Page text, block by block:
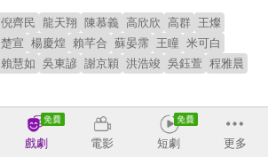
倪齊民 龍天翔 陳慕義 高欣欣 高群
王燦
楚宣 楊慶煌 賴芊合 蘇晏霈 王瞳 米可白
賴慧如 吳東諺 謝京穎 洪浩竣 吳鈺萱 程雅晨
戲劇 電影 短劇 更多